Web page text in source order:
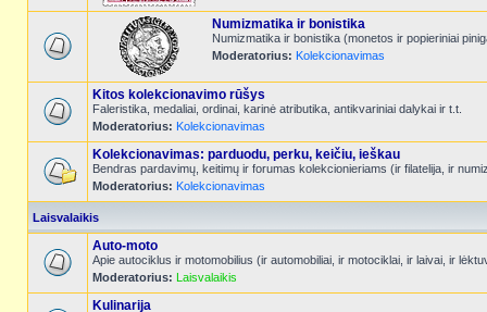
Numizmatika ir bonistika
Numizmatika ir bonistika (monetos ir popieriniai
Moderatorius: Kolekcionavimas
Kitos kolekcionavimo rūšys
Faleristika, medaliai, ordinai, karinė atributika, antikvariniai dalykai ir t.t.
Moderatorius: Kolekcionavimas
Kolekcionavimas: parduodu, perku, keičiu, ieškau
Bendras pardavimų, keitimų ir forumas kolekcionieriams (ir filatelija, ir
Moderatorius: Kolekcionavimas
Laisvalaikis
Auto-moto
Apie autociklus ir motomobilius (ir automobiliai, ir motociklai, ir laivai, ir
Moderatorius: Laisvalaikis
Kulinarija